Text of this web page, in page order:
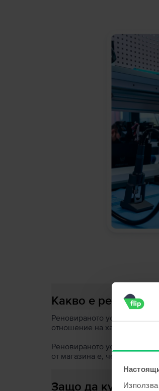
Какво е
Реновираното устройство е
отношение на хардуера. При
Реновираното устройство
от магазина е, че може да
Защо да купиш